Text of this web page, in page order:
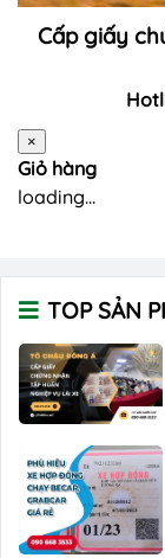
Cấp giấy
×
Giỏ hàng
loading...
TOP SẢN